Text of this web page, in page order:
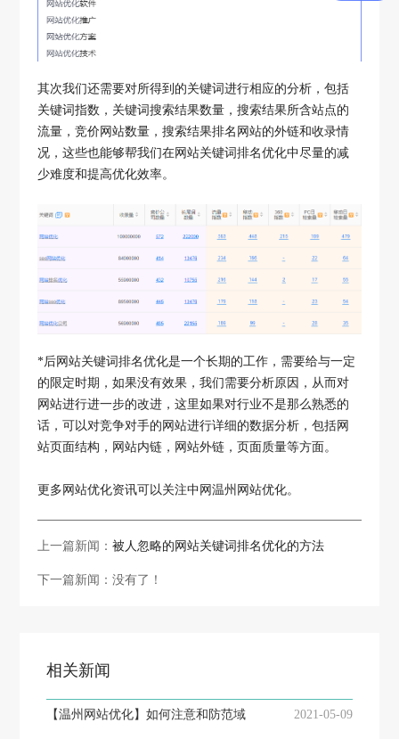
其次我们还需要对所得到的关键词进行相应的分析，包括
关键词指数，关键词搜索结果数量，搜索结果所含站点的
流量，竞价网站数量，搜索结果排名网站的外链和收录情
况，这些也能够帮我们在网站关键词排名优化中尽量的减
少难度和提高优化效率。
*后网站关键词排名优化是一个长期的工作，需要给与一定
的限定时期，如果没有效果，我们需要分析原因，从而对
网站进行进一步的改进，这里如果对行业不是那么熟悉的
话，可以对竞争对手的网站进行详细的数据分析，包括网
站页面结构，网站内链，网站外链，页面质量等方面。
更多网站优化资讯可以关注中网温州网站优化。
上一篇新闻：被人忽略的网站关键词排名优化的方法
下一篇新闻：没有了！
相关新闻
【温州网站优化】如何注意和防范域 2021-05-09